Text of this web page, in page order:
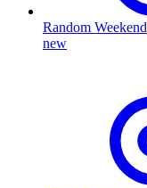
Random Weekend
new